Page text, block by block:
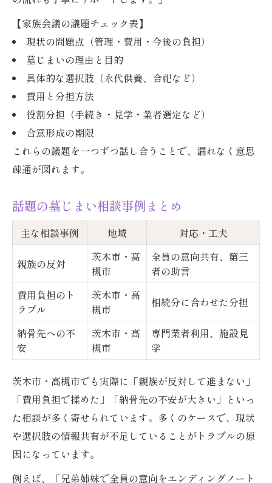
【家族会議の議題チェック表】
現状の問題点（管理・費用・今後の負担）
墓じまいの理由と目的
具体的な選択肢（永代供養、合祀など）
費用と分担方法
役割分担（手続き・見学・業者選定など）
合意形成の期限
これらの議題を一つずつ話し合うことで、漏れなく意思
疎通が図れます。
話題の墓じまい相談事例まとめ
主な相談事例 地域 対応・工夫
親族の反対
茨木市・高
槻市
全員の意向共有、第三
者の助言
費用負担のト
ラブル
茨木市・高
槻市
相続分に合わせた分担
納骨先への不
安
茨木市・高
槻市
専門業者利用、施設見
学
茨木市・高槻市でも実際に「親族が反対して進まない」
「費用負担で揉めた」「納骨先の不安が大きい」といっ
た相談が多く寄せられています。多くのケースで、現状
や選択肢の情報共有が不足していることがトラブルの原
因になっています。
例えば、「兄弟姉妹で全員の意向をエンディングノート